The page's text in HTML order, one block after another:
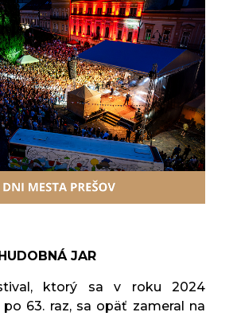
JAR
ktorý sa v roku 2024
63. raz, sa opäť zameral na